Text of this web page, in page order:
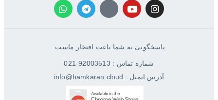
پاسخگویی به شما باعث افتخار ماست.
شماره تماس : 92003513-021
آدرس ایمیل : info@hamkaran.cloud